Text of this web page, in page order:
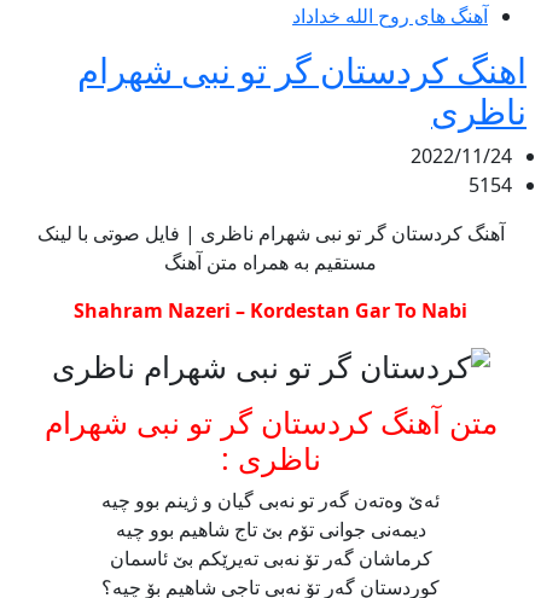
آهنگ های روح الله خداداد
اهنگ کردستان گر تو نبی شهرام
ناظری
2022/11/24
5154
آهنگ کردستان گر تو نبی شهرام ناظری | فایل صوتی با لینک
مستقیم به همراه متن آهنگ
Shahram Nazeri – Kordestan Gar To Nabi
متن آهنگ کردستان گر تو نبی شهرام
ناظری :
ئه‌ێ وه‌ته‌ن گه‌ر تو نه‌بی گیان و ژینم بوو چیه
دیمه‌نی جوانی تۆم بێ تاج شاهیم بوو چیه
کرماشان گەر تۆ نەبی تەیرێکم بێ ئاسمان
کوردستان گەر تۆ نەبی تاجی شاهیم بۆ چیە؟